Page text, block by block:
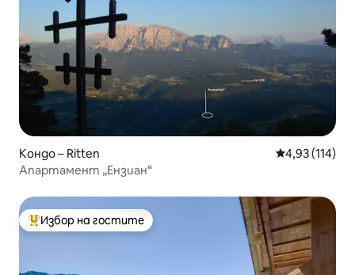
Кондо – Ritten Средна
4,93 (114)
Апартамент „Ензиан“
Най-популярен избор на гостите
Избор на гостите